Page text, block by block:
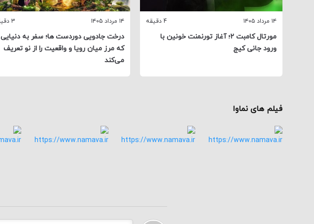
۱۴ مرداد ۱۴۰۵ 4 دقیقه
مورتال کامبت ۲؛ آغاز تورنمنت خونین با
ورود جانی کیج
۱۴ مرداد ۱۴۰۵ 3 دقیقه
درخت جادویی دوردست ‌ها؛ سفر به دنیایی
که مرز میان رویا و واقعیت را از نو تعریف
می‌کند
فیلم های نماوا